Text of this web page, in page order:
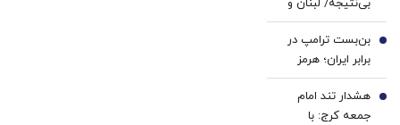
بی‌نتیجه/ لبنان و
اسرائیل دست خالی
رم را ترک کردند
بن‌بست ترامپ در
برابر ایران؛ هرمز
ورق را برمی‌گرداند؟
2
هشدار تند امام
جمعه کرج: با
3